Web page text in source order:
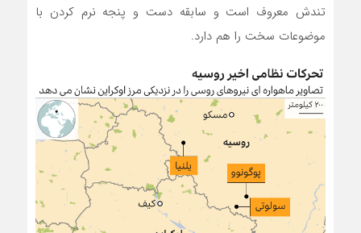
تندش معروف است و سابقه دست و پنجه نرم کردن با
موضوعات سخت را هم دارد.